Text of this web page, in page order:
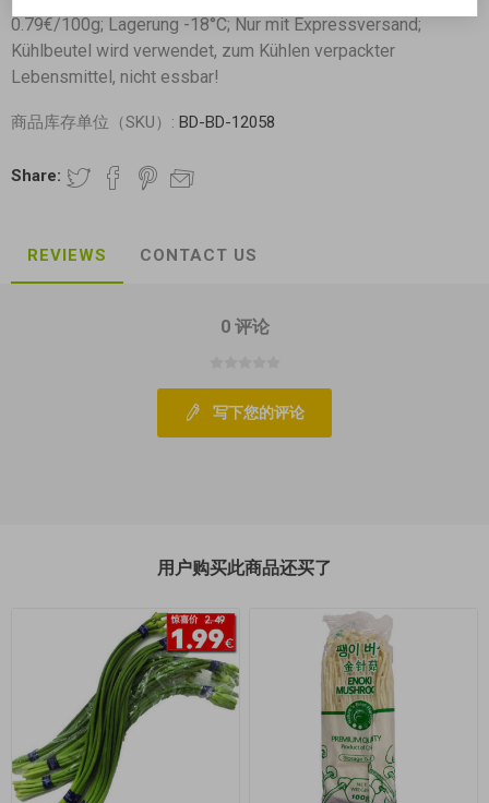
0.79€/100g; Lagerung -18°C; Nur mit Expressversand;
Kühlbeutel wird verwendet, zum Kühlen verpackter
Lebensmittel, nicht essbar!
商品库存单位（SKU）: BD-BD-12058
Share:
REVIEWS CONTACT US
0 评论
写下您的评论
用户购买此商品还买了